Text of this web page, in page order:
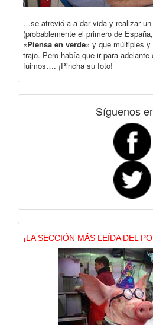
…se atrevió a a dar vida y realizar un
(probablemente el primero de
«Piensa en verde» y que múltiples
trajo. Pero había que ir para
fuimos…. ¡Pincha su foto!
Síguenos
¡LA SECCIÓN MÁS LEÍDA DEL